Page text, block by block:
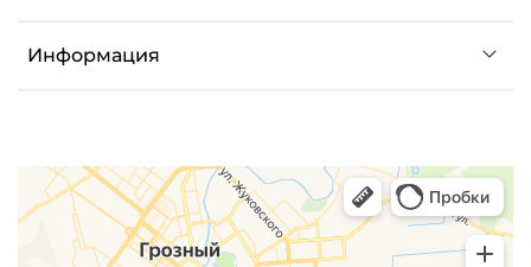
Информация